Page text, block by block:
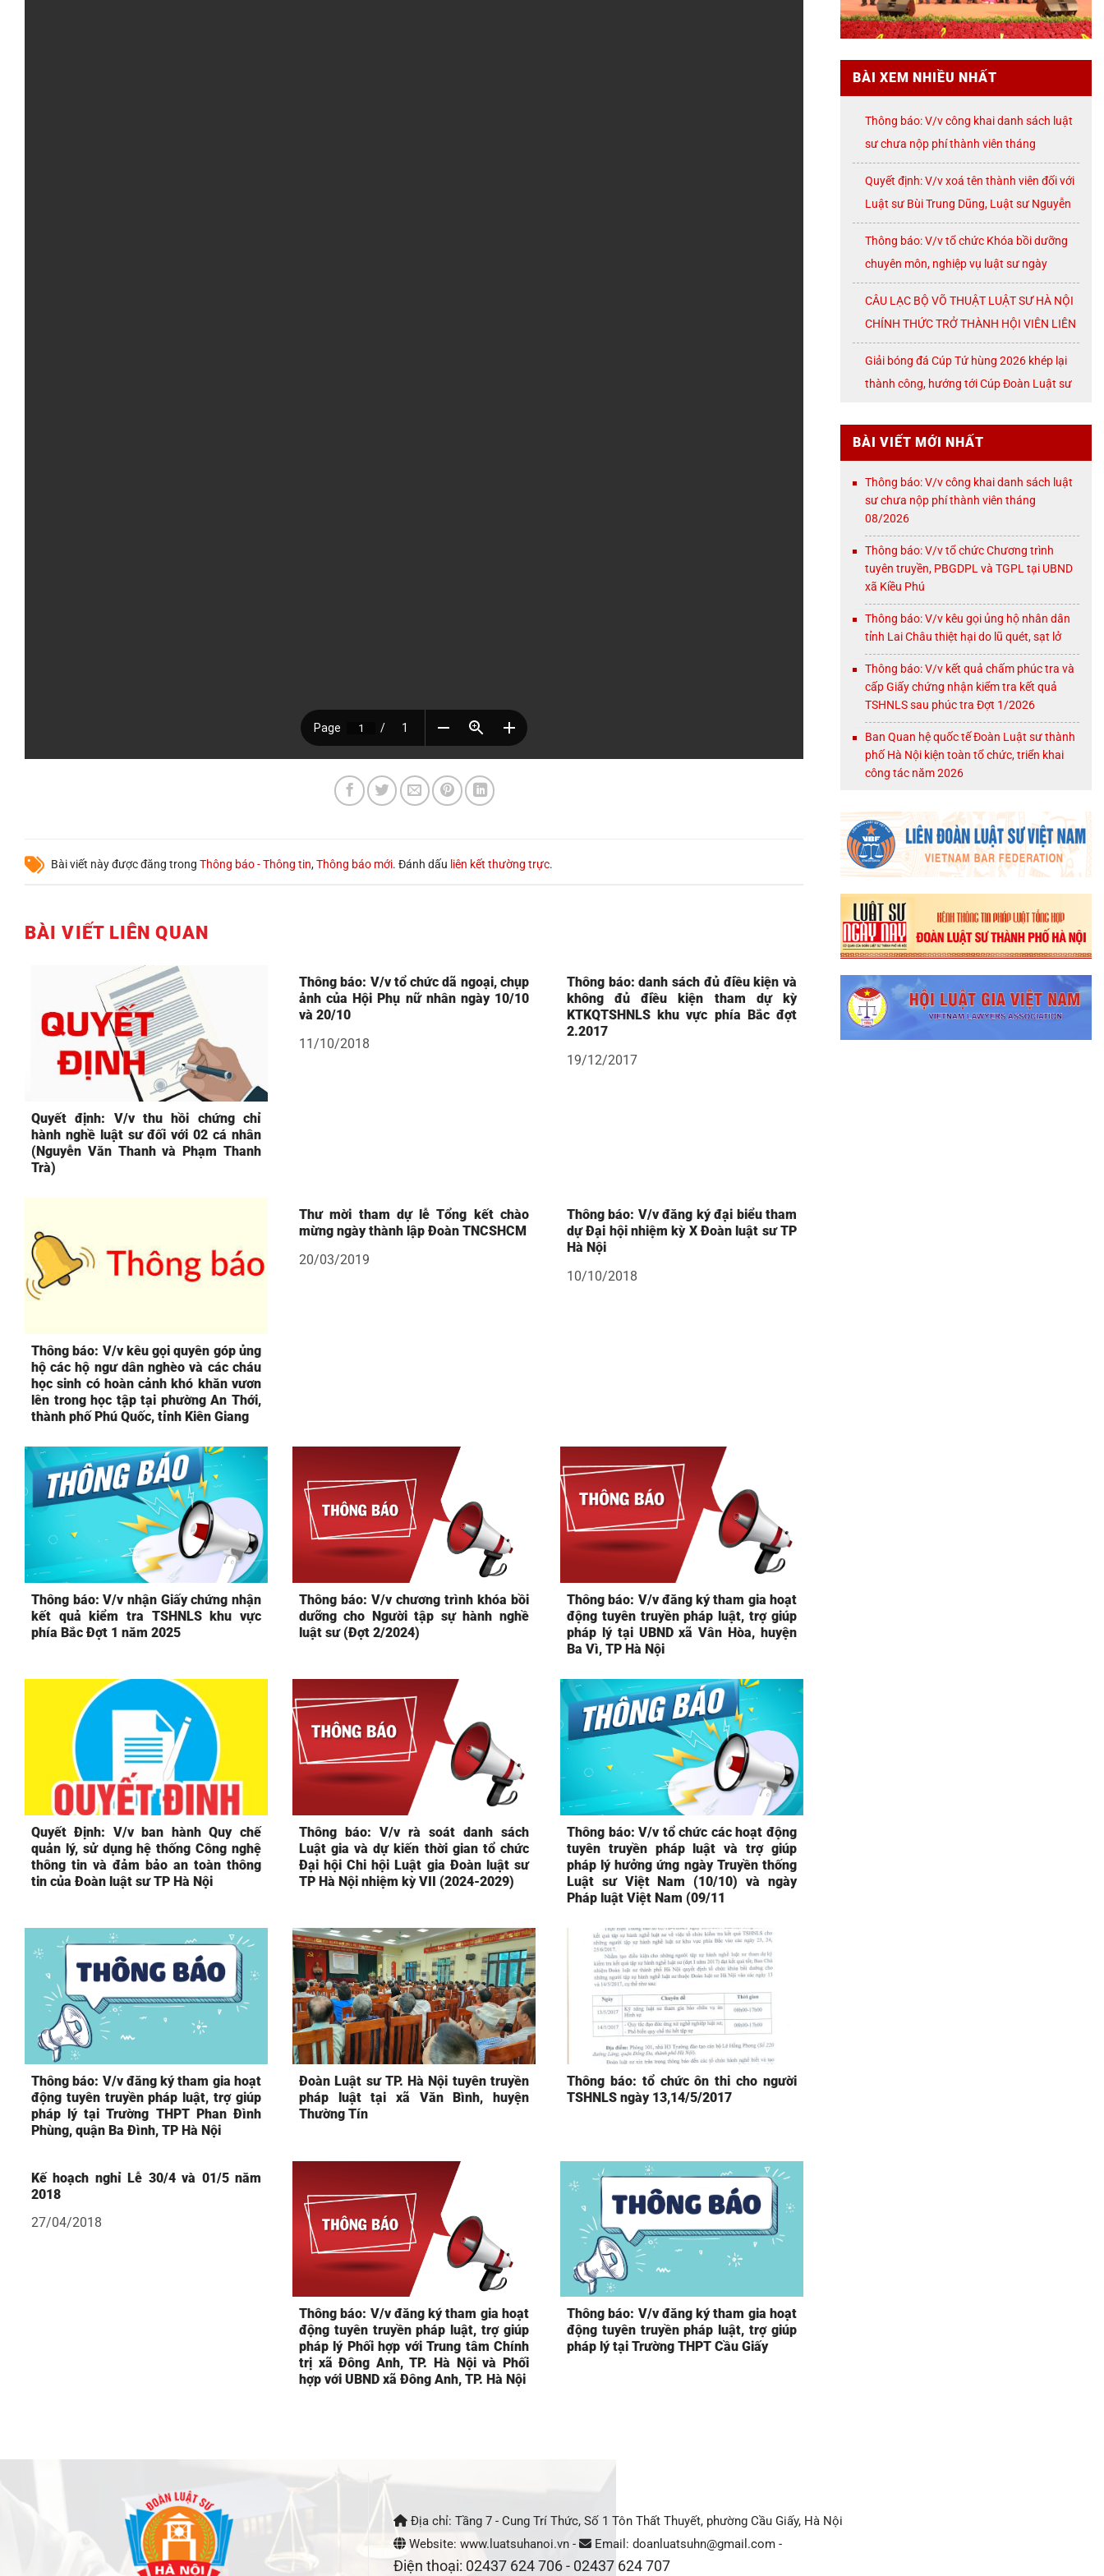
Bài viết này được đăng trong Thông báo - Thông tin,Thông báo mới. Đánh dấu liên kết thường trực.
BÀI VIẾT LIÊN QUAN
Quyết định: V/v thu hồi chứng chỉ
hành nghề luật sư đối với 02 cá nhân
(Nguyễn Văn Thanh và Phạm Thanh
Trà)
Thông báo: V/v tổ chức dã ngoại, chụp
ảnh của Hội Phụ nữ nhân ngày 10/10
và 20/10
11/10/2018
Thông báo: danh sách đủ điều kiện và
không đủ điều kiện tham dự kỳ
KTKQTSHNLS khu vực phía Bắc đợt
2.2017
19/12/2017
Thông báo: V/v kêu gọi quyên góp ủng
hộ các hộ ngư dân nghèo và các cháu
học sinh có hoàn cảnh khó khăn vươn
lên trong học tập tại phường An Thới,
thành phố Phú Quốc, tỉnh Kiên Giang
Thư mời tham dự lễ Tổng kết chào
mừng ngày thành lập Đoàn TNCSHCM
20/03/2019
Thông báo: V/v đăng ký đại biểu tham
dự Đại hội nhiệm kỳ X Đoàn luật sư TP
Hà Nội
10/10/2018
Thông báo: V/v nhận Giấy chứng nhận
kết quả kiểm tra TSHNLS khu vực
phía Bắc Đợt 1 năm 2025
Thông báo: V/v chương trình khóa bồi
dưỡng cho Người tập sự hành nghề
luật sư (Đợt 2/2024)
Thông báo: V/v đăng ký tham gia hoạt
động tuyên truyền pháp luật, trợ giúp
pháp lý tại UBND xã Vân Hòa, huyện
Ba Vì, TP Hà Nội
Quyết Định: V/v ban hành Quy chế
quản lý, sử dụng hệ thống Công nghệ
thông tin và đảm bảo an toàn thông
tin của Đoàn luật sư TP Hà Nội
Thông báo: V/v rà soát danh sách
Luật gia và dự kiến thời gian tổ chức
Đại hội Chi hội Luật gia Đoàn luật sư
TP Hà Nội nhiệm kỳ VII (2024-2029)
Thông báo: V/v tổ chức các hoạt động
tuyên truyền pháp luật và trợ giúp
pháp lý hưởng ứng ngày Truyền thống
Luật sư Việt Nam (10/10) và ngày
Pháp luật Việt Nam (09/11
Thông báo: V/v đăng ký tham gia hoạt
động tuyên truyền pháp luật, trợ giúp
pháp lý tại Trường THPT Phan Đình
Phùng, quận Ba Đình, TP Hà Nội
Đoàn Luật sư TP. Hà Nội tuyên truyền
pháp luật tại xã Văn Bình, huyện
Thường Tín
Thông báo: tổ chức ôn thi cho người
TSHNLS ngày 13,14/5/2017
Kế hoạch nghỉ Lễ 30/4 và 01/5 năm
2018
27/04/2018
Thông báo: V/v đăng ký tham gia hoạt
động tuyên truyền pháp luật, trợ giúp
pháp lý Phối hợp với Trung tâm Chính
trị xã Đông Anh, TP. Hà Nội và Phối
hợp với UBND xã Đông Anh, TP. Hà Nội
Thông báo: V/v đăng ký tham gia hoạt
động tuyên truyền pháp luật, trợ giúp
pháp lý tại Trường THPT Cầu Giấy
BÀI XEM NHIỀU NHẤT
Thông báo: V/v công khai danh sách luật
sư chưa nộp phí thành viên tháng
07/2026
Quyết định: V/v xoá tên thành viên đối với
Luật sư Bùi Trung Dũng, Luật sư Nguyễn
Thị Huế, Luật sư Trần Đình Triển, Luật sư
Lê Thị Oanh
Thông báo: V/v tổ chức Khóa bồi dưỡng
chuyên môn, nghiệp vụ luật sư ngày
08/8/2026 ( thứ Bảy)
CÂU LẠC BỘ VÕ THUẬT LUẬT SƯ HÀ NỘI
CHÍNH THỨC TRỞ THÀNH HỘI VIÊN LIÊN
ĐOÀN VÕ CỔ TRUYỀN THÀNH PHỐ HÀ
Giải bóng đá Cúp Tứ hùng 2026 khép lại
thành công, hướng tới Cúp Đoàn Luật sư
BÀI VIẾT MỚI NHẤT
Thông báo: V/v công khai danh sách luật
sư chưa nộp phí thành viên tháng
08/2026
Thông báo: V/v tổ chức Chương trình
tuyên truyền, PBGDPL và TGPL tại UBND
xã Kiều Phú
Thông báo: V/v kêu gọi ủng hộ nhân dân
tỉnh Lai Châu thiệt hại do lũ quét, sạt lở
Thông báo: V/v kết quả chấm phúc tra và
cấp Giấy chứng nhận kiểm tra kết quả
TSHNLS sau phúc tra Đợt 1/2026
Ban Quan hệ quốc tế Đoàn Luật sư thành
phố Hà Nội kiện toàn tổ chức, triển khai
công tác năm 2026
Địa chỉ: Tầng 7 - Cung Trí Thức, Số 1 Tôn Thất Thuyết, phường Cầu Giấy, Hà Nội
Website: www.luatsuhanoi.vn -
Email: doanluatsuhn@gmail.com -
Điện thoại: 02437 624 706 - 02437 624 707